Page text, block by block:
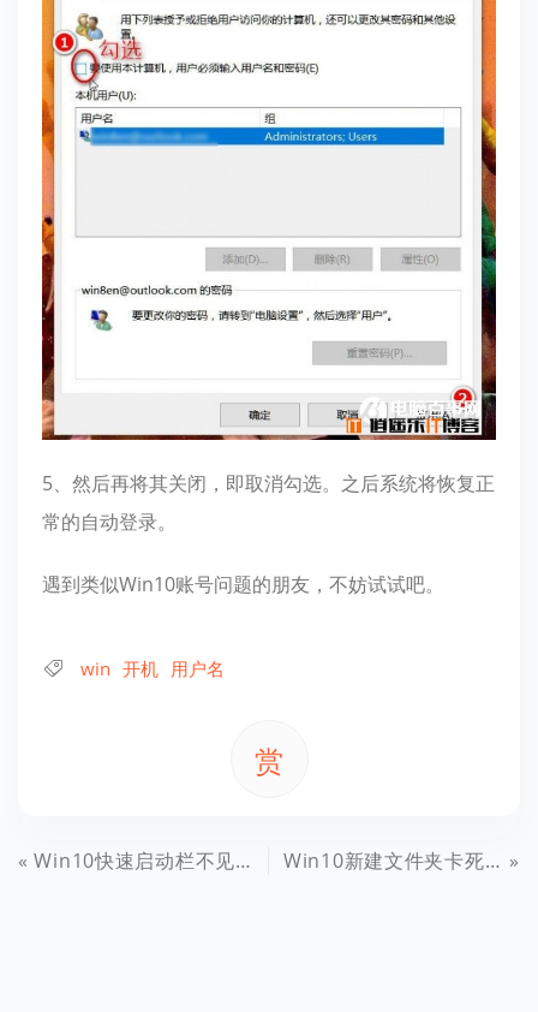
5、然后再将其关闭，即取消勾选。之后系统将恢复正
常的自动登录。
遇到类似Win10账号问题的朋友，不妨试试吧。
win 开机 用户名
赏
Win10快速启动栏不见了如何恢复 Win10快速启动栏设置教程 Win10新建文件夹卡死/死机怎么办 Win10新建文件夹卡死/死机解决方法